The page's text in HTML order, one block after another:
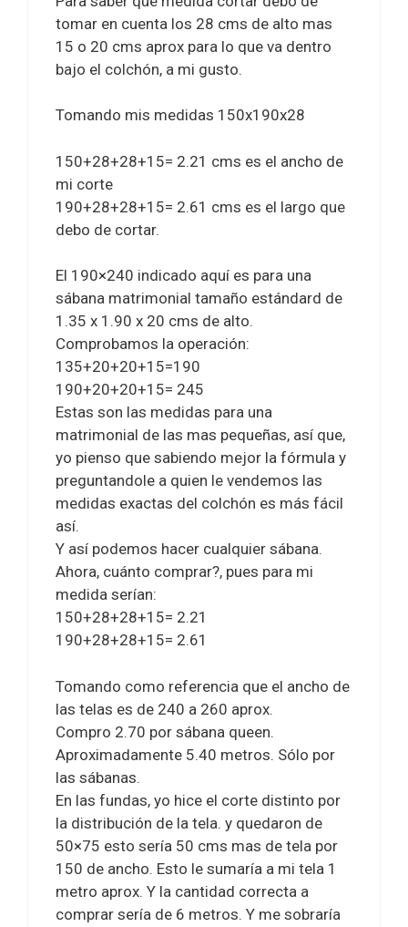
tomar en cuenta los 28 cms de alto mas
15 o 20 cms aprox para lo que va dentro
bajo el colchón, a mi gusto.
Tomando mis medidas 150x190x28
150+28+28+15= 2.21 cms es el ancho de
mi corte
190+28+28+15= 2.61 cms es el largo que
debo de cortar.
El 190×240 indicado aquí es para una
sábana matrimonial tamaño estándard de
1.35 x 1.90 x 20 cms de alto.
Comprobamos la operación:
135+20+20+15=190
190+20+20+15= 245
Estas son las medidas para una
matrimonial de las mas pequeñas, así que,
yo pienso que sabiendo mejor la fórmula y
preguntandole a quien le vendemos las
medidas exactas del colchón es más fácil
así.
Y así podemos hacer cualquier sábana.
Ahora, cuánto comprar?, pues para mi
medida serían:
150+28+28+15= 2.21
190+28+28+15= 2.61
Tomando como referencia que el ancho de
las telas es de 240 a 260 aprox.
Compro 2.70 por sábana queen.
Aproximadamente 5.40 metros. Sólo por
las sábanas.
En las fundas, yo hice el corte distinto por
la distribución de la tela. y quedaron de
50×75 esto sería 50 cms mas de tela por
150 de ancho. Esto le sumaría a mi tela 1
metro aprox. Y la cantidad correcta a
comprar sería de 6 metros. Y me sobraría